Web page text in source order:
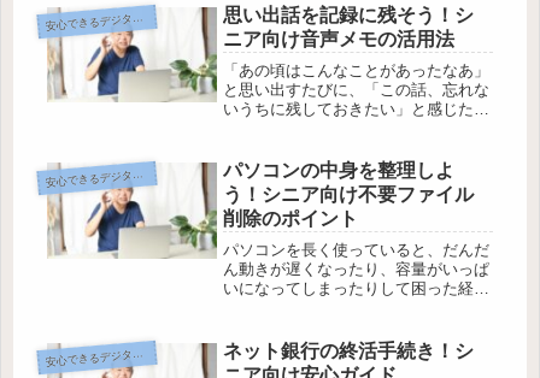
見られない」と困ってしまうことも少
なくありません。身近で大切な問題だ
か...
安 心できるデジタル終活のヒント
思い出話を記録に残そう！シ
ニア向け音声メモの活用法
「あの頃はこんなことがあったなあ」
と思い出すたびに、「この話、忘れな
いうちに残しておきたい」と感じたこ
物。でも、文字に書き残すのはちょっ
と面倒だったり、うまくまとめられな
か...
安 心できるデジタル終活のヒント
パソコンの中身を整理しよ
う！シニア向け不要ファイル
削除のポイント
パソコンを長く使っていると、だんだ
ん動きが遅くなったり、容量がいっぱ
いになってしまったりして困った経験
ていることが多いのです。でも「どこ
をどう整理すればいいの？」と悩むこ
安 心できるデジタル終活のヒント
ネット銀行の終活手続き！シ